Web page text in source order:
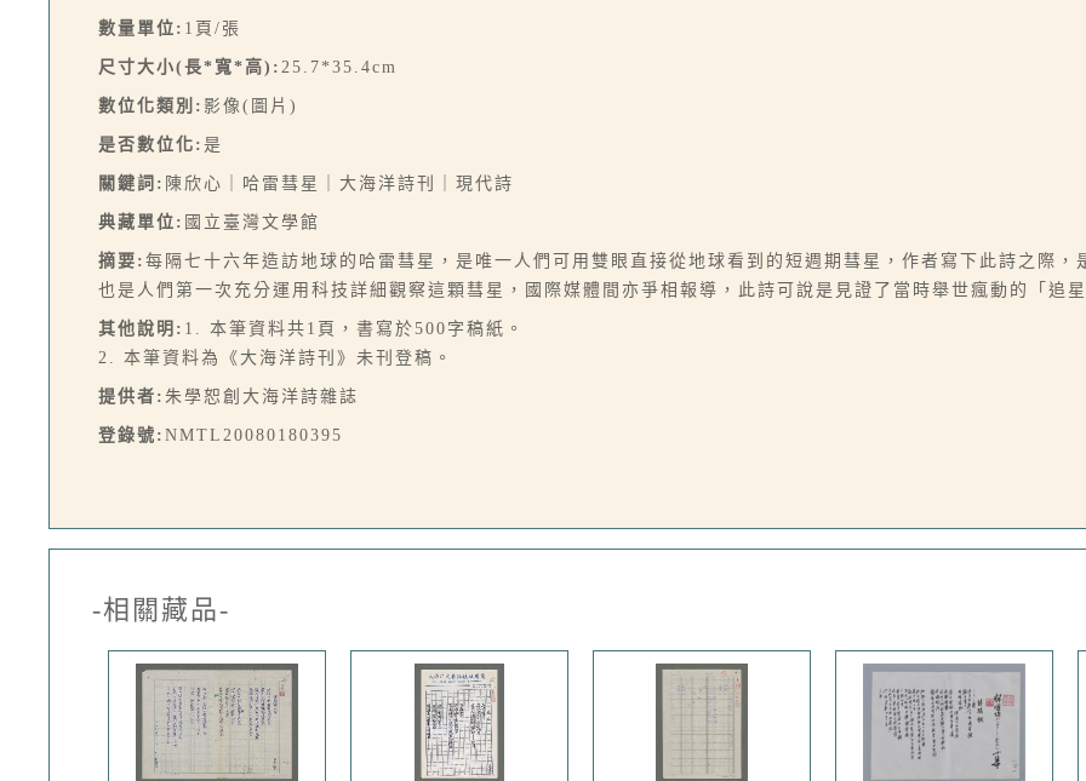
數量單位: 1頁/張
尺寸大小(長*寬*高): 25.7*35.4cm
數位化類別: 影像(圖片)
是否數位化: 是
關鍵詞: 陳欣心｜哈雷彗星｜大海洋詩刊｜現代詩
典藏單位: 國立臺灣文學館
摘要: 每隔七十六年造訪地球的哈雷彗星，是唯一人們可用雙眼直接從地球看到的短週期彗星，作者寫下此詩之際
也是人們第一次充分運用科技詳細觀察這顆彗星，國際媒體間亦爭相報導，此詩可說是見證了當時舉世瘋動的「追
其他說明: 1. 本筆資料共1頁，書寫於500字稿紙。
2. 本筆資料為《大海洋詩刊》未刊登稿。
提供者: 朱學恕創大海洋詩雜誌
登錄號: NMTL20080180395
-相關藏品-